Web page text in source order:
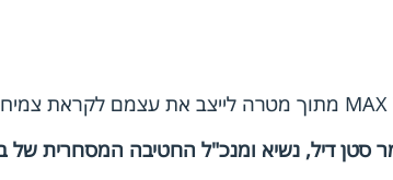
סטן דיל, נשיא ומנכ"ל החטיבה המסחרית של